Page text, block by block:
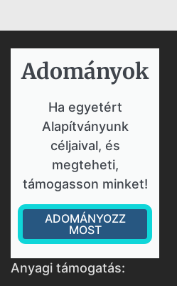
Adományok​
Ha egyetért
Alapítványunk
céljaival, és
megteheti,
támogasson minket!
ADOMÁNYOZZ
MOST
Anyagi támogatás: